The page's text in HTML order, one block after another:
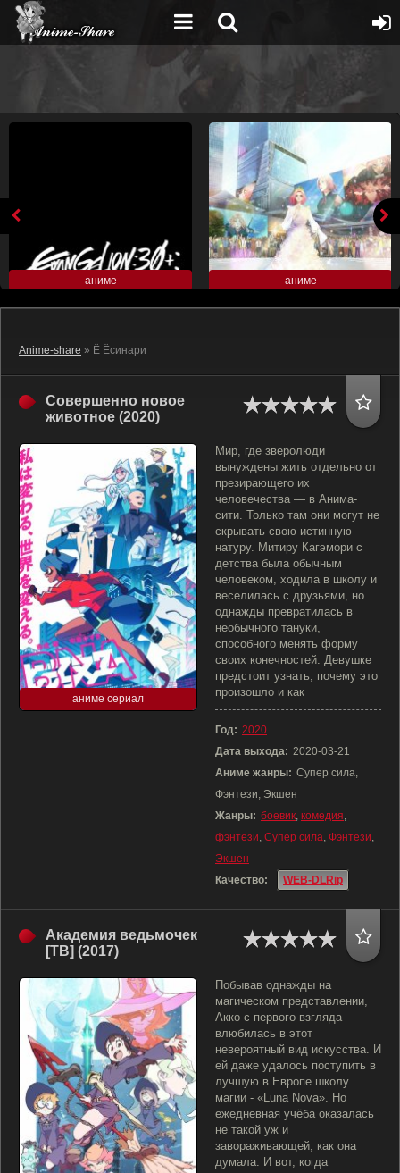
аниме аниме
Anime-share » Ё Ёсинари
Совершенно новое
животное (2020)
аниме сериал
Мир, где зверолюди
вынуждены жить отдельно от
презирающего их
человечества — в Анима-
сити. Только там они могут не
скрывать свою истинную
натуру. Митиру Кагэмори с
детства была обычным
человеком, ходила в школу и
веселилась с друзьями, но
однажды превратилась в
необычного тануки,
способного менять форму
своих конечностей. Девушке
предстоит узнать, почему это
произошло и как
Год: 2020
Дата выхода: 2020-03-21
Аниме жанры: Супер сила,
Фэнтези, Экшен
Жанры: боевик, комедия,
фэнтези, Супер сила, Фэнтези,
Экшен
Качество:
WEB-DLRip
Академия ведьмочек
[ТВ] (2017)
Побывав однажды на
магическом представлении,
Акко с первого взгляда
влюбилась в этот
невероятный вид искусства. И
ей даже удалось поступить в
лучшую в Европе школу
магии - «Luna Nova». Но
ежедневная учёба оказалась
не такой уж и
завораживающей, как она
думала. И вот, когда